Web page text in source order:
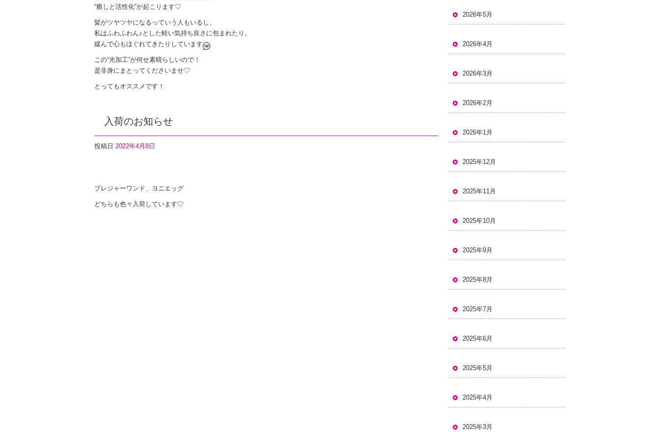
“癒しと活性化”が起こります♡
髪がツヤツヤになるっていう人もいるし、
私はふわふわん♪とした軽い気持ち良さに包まれたり。
緩んで心もほぐれてきたりしています
この“光加工”が何せ素晴らしいので！
是非身にまとってくださいませ♡
とってもオススメです！
入荷のお知らせ
投稿日 2022年4月8日
a
c
wi
tt
n
e
プレジャーワンド、ヨニエッグ
どちらも色々入荷しています♡
2026年5月
2026年4月
2026年3月
2026年2月
2026年1月
2025年12月
2025年11月
2025年10月
2025年9月
2025年8月
2025年7月
2025年6月
2025年5月
2025年4月
2025年3月